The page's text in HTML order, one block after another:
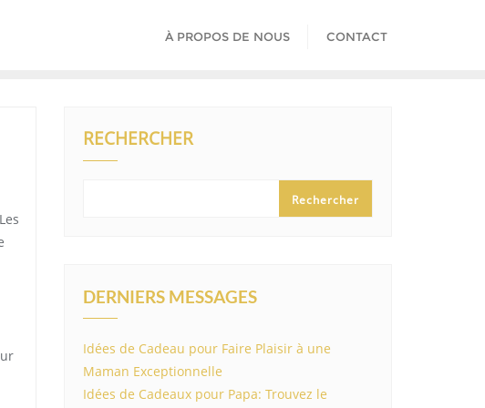
À PROPOS DE NOUS CONTACT
RECHERCHER
Rechercher
DERNIERS MESSAGES
Idées de Cadeau pour Faire Plaisir à une
Maman Exceptionnelle
Idées de Cadeaux pour Papa: Trouvez le